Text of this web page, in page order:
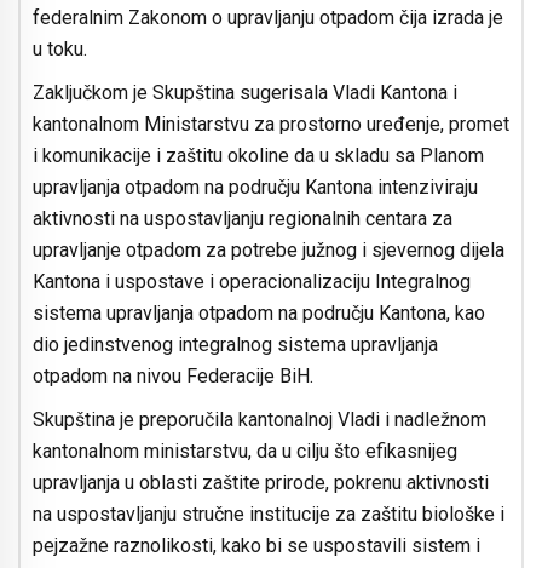
federalnim Zakonom o upravljanju otpadom čija izrada je
u toku.
Zaključkom je Skupština sugerisala Vladi Kantona i
kantonalnom Ministarstvu za prostorno uređenje, promet
i komunikacije i zaštitu okoline da u skladu sa Planom
upravljanja otpadom na području Kantona intenziviraju
aktivnosti na uspostavljanju regionalnih centara za
upravljanje otpadom za potrebe južnog i sjevernog dijela
Kantona i uspostave i operacionalizaciju Integralnog
sistema upravljanja otpadom na području Kantona, kao
dio jedinstvenog integralnog sistema upravljanja
otpadom na nivou Federacije BiH.
Skupština je preporučila kantonalnoj Vladi i nadležnom
kantonalnom ministarstvu, da u cilju što efikasnijeg
upravljanja u oblasti zaštite prirode, pokrenu aktivnosti
na uspostavljanju stručne institucije za zaštitu biološke i
pejzažne raznolikosti, kako bi se uspostavili sistem i